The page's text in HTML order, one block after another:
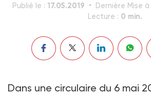
Publié le : 17.05.2019 Dernière Mise à
Lecture : 0 min.
Dans une circulaire du 6 mai